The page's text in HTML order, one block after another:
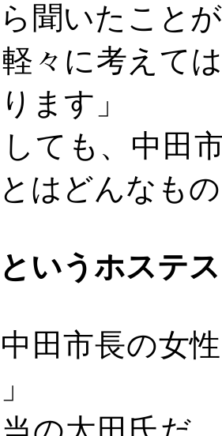
聞いたこと
々に考えて
ます」
ても、中田
はどんなも
というホステス
田市長の女